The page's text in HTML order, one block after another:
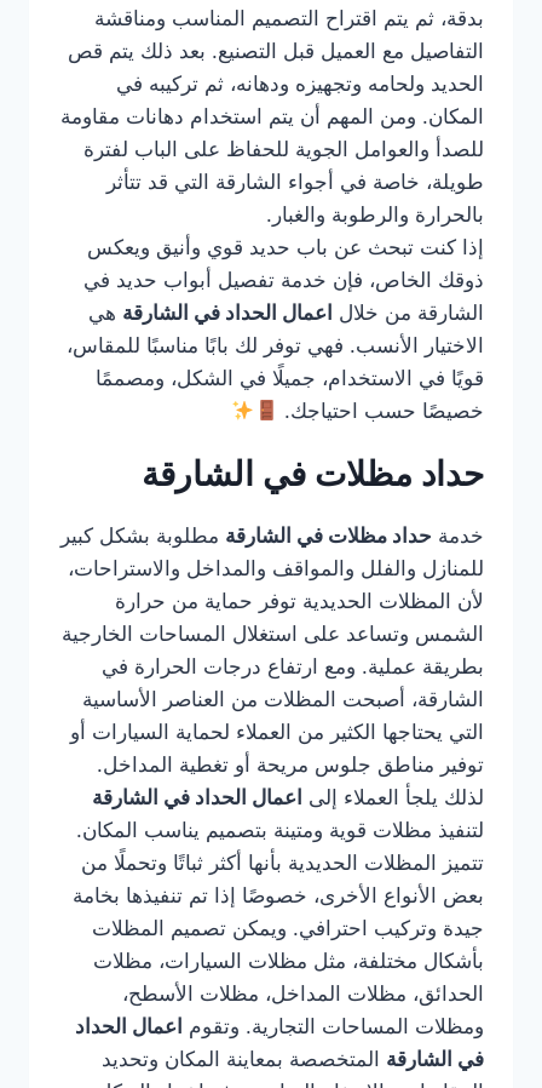
بدقة، ثم يتم اقتراح التصميم المناسب ومناقشة
التفاصيل مع العميل قبل التصنيع. بعد ذلك يتم قص
الحديد ولحامه وتجهيزه ودهانه، ثم تركيبه في
المكان. ومن المهم أن يتم استخدام دهانات مقاومة
للصدأ والعوامل الجوية للحفاظ على الباب لفترة
طويلة، خاصة في أجواء الشارقة التي قد تتأثر
بالحرارة والرطوبة والغبار.
إذا كنت تبحث عن باب حديد قوي وأنيق ويعكس
ذوقك الخاص، فإن خدمة تفصيل أبواب حديد في
الشارقة من خلال اعمال الحداد في الشارقة هي
الاختيار الأنسب. فهي توفر لك بابًا مناسبًا للمقاس،
قويًا في الاستخدام، جميلًا في الشكل، ومصممًا
خصيصًا حسب احتياجك.
حداد مظلات في الشارقة
خدمة حداد مظلات في الشارقة مطلوبة بشكل كبير
للمنازل والفلل والمواقف والمداخل والاستراحات،
لأن المظلات الحديدية توفر حماية من حرارة
الشمس وتساعد على استغلال المساحات الخارجية
بطريقة عملية. ومع ارتفاع درجات الحرارة في
الشارقة، أصبحت المظلات من العناصر الأساسية
التي يحتاجها الكثير من العملاء لحماية السيارات أو
توفير مناطق جلوس مريحة أو تغطية المداخل.
لذلك يلجأ العملاء إلى اعمال الحداد في الشارقة
لتنفيذ مظلات قوية ومتينة بتصميم يناسب المكان.
تتميز المظلات الحديدية بأنها أكثر ثباتًا وتحملًا من
بعض الأنواع الأخرى، خصوصًا إذا تم تنفيذها بخامة
جيدة وتركيب احترافي. ويمكن تصميم المظلات
بأشكال مختلفة، مثل مظلات السيارات، مظلات
الحدائق، مظلات المداخل، مظلات الأسطح،
ومظلات المساحات التجارية. وتقوم اعمال الحداد
في الشارقة المتخصصة بمعاينة المكان وتحديد